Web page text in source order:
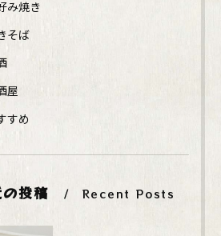
み焼き
そば
屋
すめ
投稿 Recent Posts